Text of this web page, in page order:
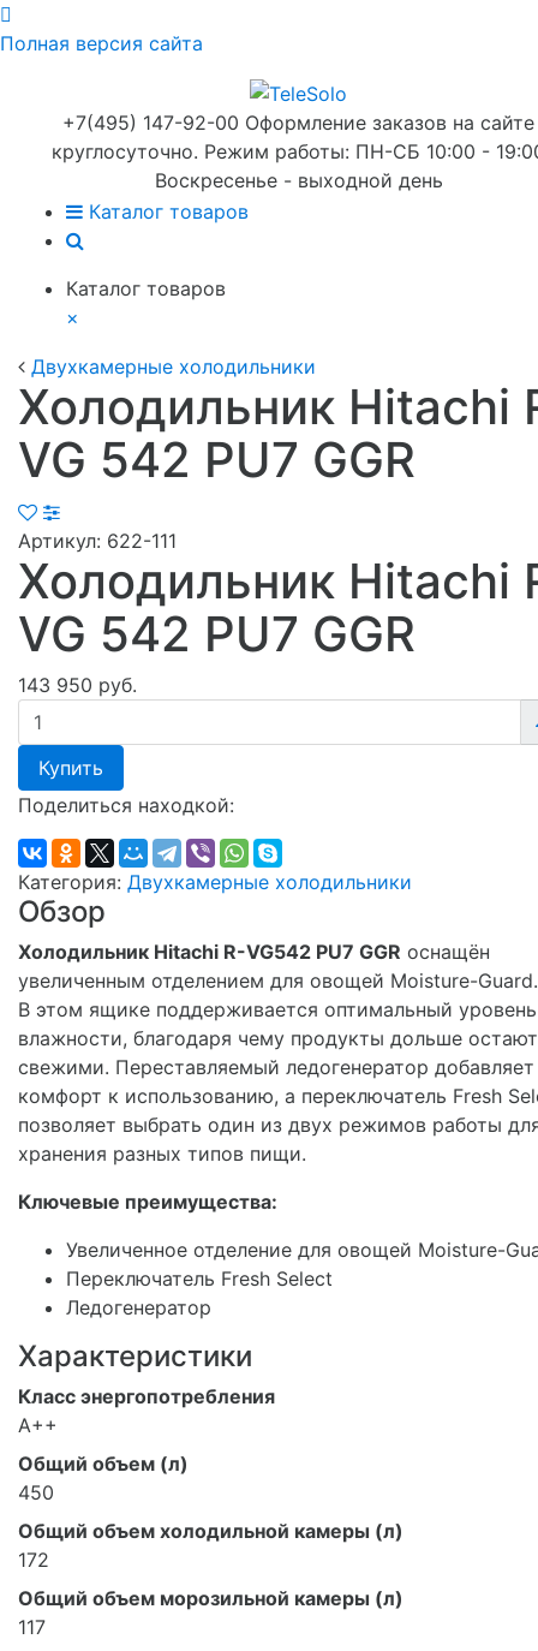
Полная версия сайта
+7(495) 147-92-00 Оформление заказов на сайте
круглосуточно. Режим работы: ПН-СБ 10:00 -
Воскресенье - выходной день
Каталог товаров
Каталог товаров
×
Двухкамерные холодильники
Холодильник Hitachi
VG 542 PU7 GGR
Артикул: 622-111
Холодильник Hitachi
VG 542 PU7 GGR
143 950 руб.
Купить
Поделиться находкой:
Категория: Двухкамерные холодильники
Обзор
Холодильник Hitachi R-VG542 PU7 GGR оснащён
увеличенным отделением для овощей Moisture-Guard.
В этом ящике поддерживается оптимальный уровень
влажности, благодаря чему продукты дольше
свежими. Переставляемый ледогенератор добавляет
комфорт к использованию, а переключатель Fresh
позволяет выбрать один из двух режимов работы
хранения разных типов пищи.
Ключевые преимущества:
Увеличенное отделение для овощей Moisture-
Переключатель Fresh Select
Ледогенератор
Характеристики
Класс энергопотребления
A++
Общий объем (л)
450
Общий объем холодильной камеры (л)
172
Общий объем морозильной камеры (л)
117